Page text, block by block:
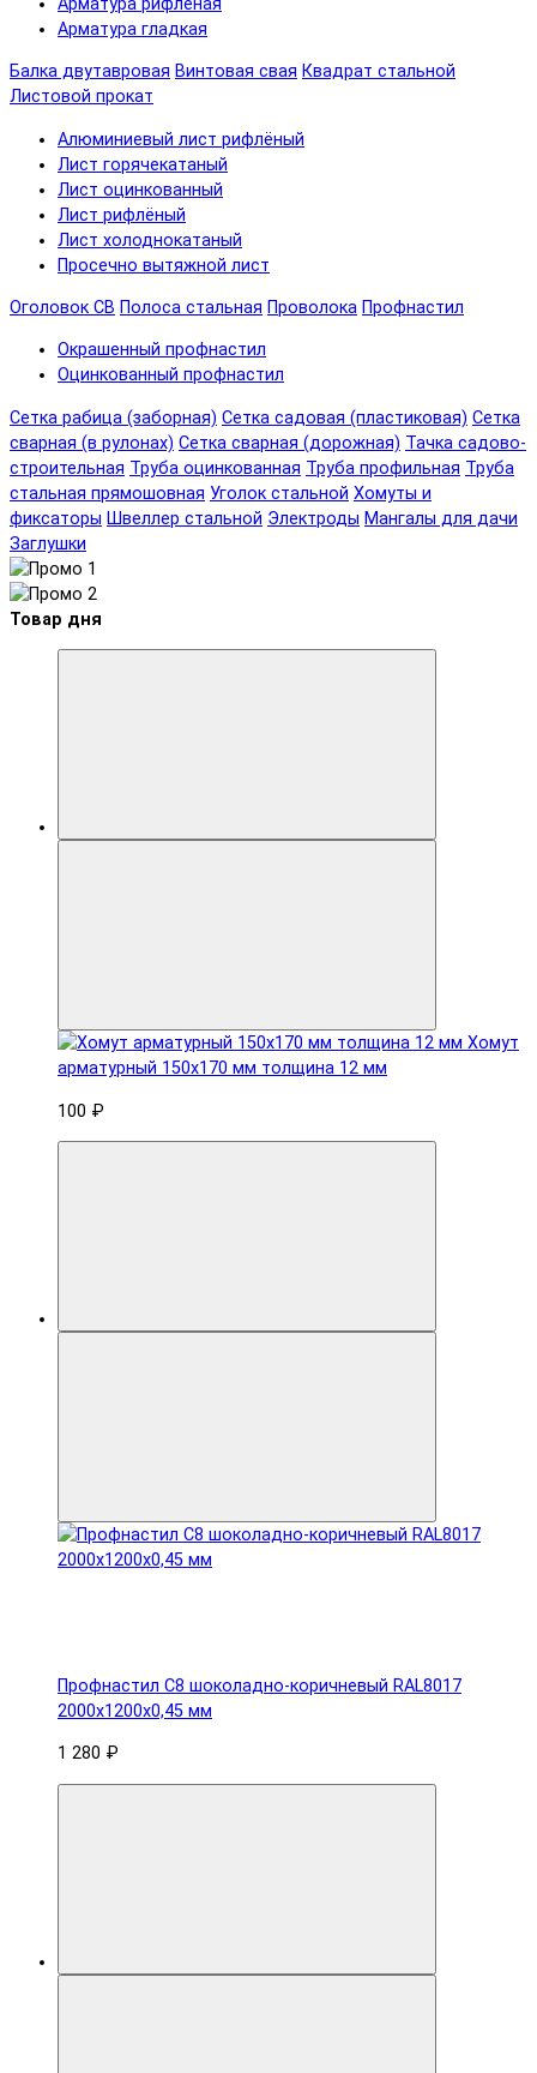
Арматура рифленая
Арматура гладкая
Балка двутавровая Винтовая свая Квадрат стальной
Листовой прокат
Алюминиевый лист рифлёный
Лист горячекатаный
Лист оцинкованный
Лист рифлёный
Лист холоднокатаный
Просечно вытяжной лист
Оголовок СВ Полоса стальная Проволока Профнастил
Окрашенный профнастил
Оцинкованный профнастил
Сетка рабица (заборная) Сетка садовая (пластиковая) Сетка
сварная (в рулонах) Сетка сварная (дорожная) Тачка садово-
строительная Труба оцинкованная Труба профильная Труба
стальная прямошовная Уголок стальной Хомуты и
фиксаторы Швеллер стальной Электроды Мангалы для дачи
Заглушки
Товар дня
Хомут
арматурный 150x170 мм толщина 12 мм
100 ₽
Профнастил С8 шоколадно-коричневый RAL8017
2000х1200х0,45 мм
1 280 ₽